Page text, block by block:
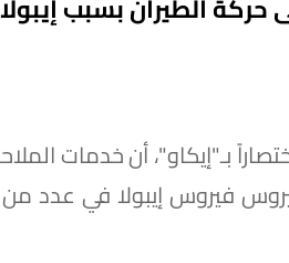
بـ"إيكاو"، أن خدمات
فيروس إيبولا في عدد من